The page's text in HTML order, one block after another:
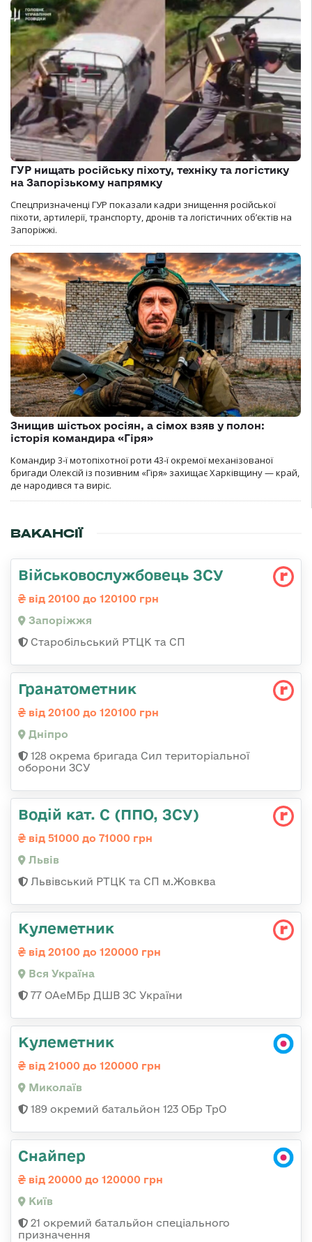
ГУР нищать російську піхоту, техніку та логістику
на Запорізькому напрямку
Спецпризначенці ГУР показали кадри знищення російської
піхоти, артилерії, транспорту, дронів та логістичних об’єктів на
Запоріжжі.
Знищив шістьох росіян, а сімох взяв у полон:
історія командира «Гіря»
Командир 3-ї мотопіхотної роти 43-ї окремої механізованої
бригади Олексій із позивним «Гіря» захищає Харківщину — край,
де народився та виріс.
ВАКАНСІЇ
Військовослужбовець ЗСУ
від 20100 до 120100 грн
Запоріжжя
Старобільський РТЦК та СП
Гранатометник
від 20100 до 120100 грн
Дніпро
128 окрема бригада Сил територіальної
оборони ЗСУ
Водій кат. С (ППО, ЗСУ)
від 51000 до 71000 грн
Львів
Львівський РТЦК та СП м.Жовква
Кулеметник
від 20100 до 120000 грн
Вся Україна
77 ОАеМБр ДШВ ЗС України
Кулеметник
від 21000 до 120000 грн
Миколаїв
189 окремий батальйон 123 ОБр ТрО
Снайпер
від 20000 до 120000 грн
Київ
21 окремий батальйон спеціального
призначення